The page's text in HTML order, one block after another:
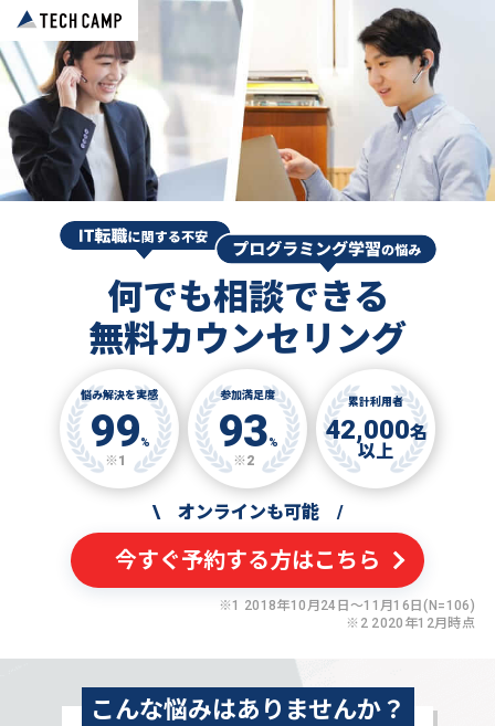
何でも相談できる
無料カウンセリング
悩み解決を実感
99%
※1
参加満足度
93%
※2
累計利用者
42,000名
以上
\ オンラインも可能 /
今すぐ予約する方はこちら
※1 2018年10月24日〜11月16日(N=106)
※2 2020年12月時点
こんな悩みはありませんか？